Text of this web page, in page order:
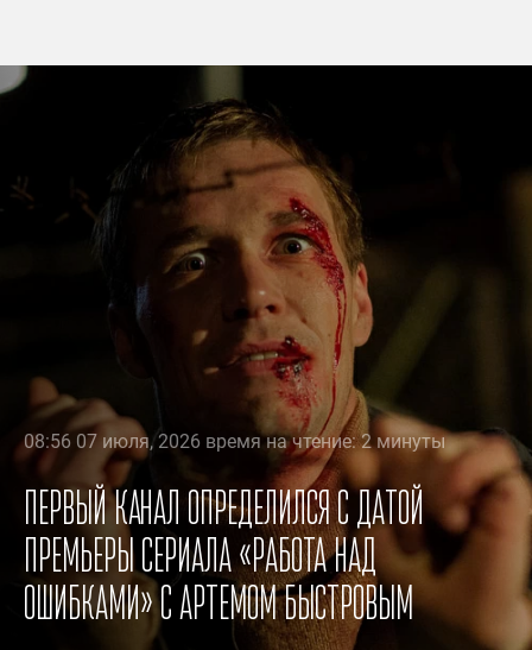
08:56 07 июля, 2026 время на чтение: 2 минуты
Первый канал определился с датой
премьеры сериала «Работа над
ошибками» с Артемом Быстровым